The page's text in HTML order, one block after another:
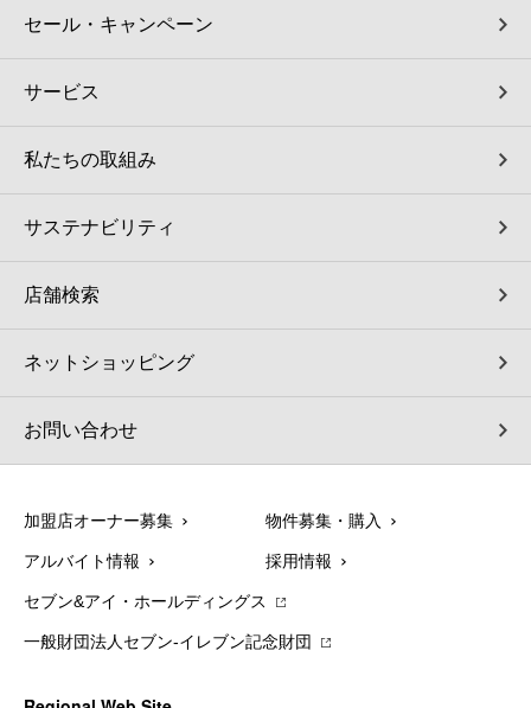
セール・キャンペーン
サービス
私たちの取組み
サステナビリティ
店舗検索
ネットショッピング
お問い合わせ
加盟店オーナー募集 物件募集・購入
アルバイト情報 採用情報
セブン&アイ・ホールディングス
一般財団法人セブン-イレブン記念財団